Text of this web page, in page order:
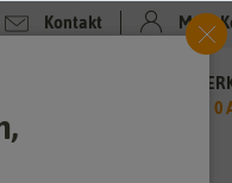
Kontakt Mein
0